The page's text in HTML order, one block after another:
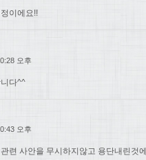
이에요!!
오후
다^^
오후
련 사안을 무시하지않고 용단내린것에